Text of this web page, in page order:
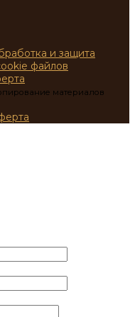
и защита
файлов
материалов